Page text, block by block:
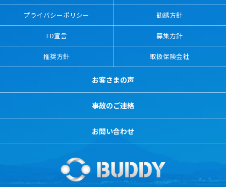
プライバシーポリシー 勧誘方針
FD宣言 募集方針
推奨方針 取扱保険会社
お客さまの声
事故のご連絡
お問い合わせ